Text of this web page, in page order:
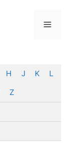
Menü
H J K
L
Z